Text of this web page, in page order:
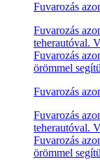
Fuvarozás
Fuvarozás
teherautóval.
Fuvarozás
örömmel
Fuvarozás
Fuvarozás
teherautóval.
Fuvarozás
örömmel